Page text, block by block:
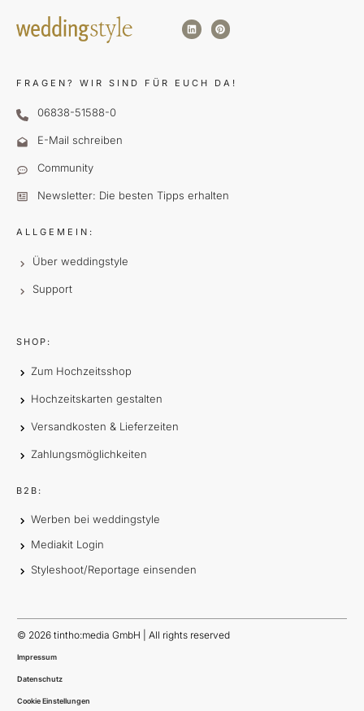
FRAGEN? WIR SIND FÜR EUCH DA!
06838-51588-0
E-Mail schreiben
Community
Newsletter: Die besten Tipps erhalten
ALLGEMEIN:
Über weddingstyle
Support
SHOP:
Zum Hochzeitsshop
Hochzeitskarten gestalten
Versandkosten & Lieferzeiten
Zahlungsmöglichkeiten
B2B:
Werben bei weddingstyle
Mediakit Login
Styleshoot/Reportage einsenden
© 2026 tintho:media GmbH | All rights reserved
Impressum
Datenschutz
Cookie Einstellungen